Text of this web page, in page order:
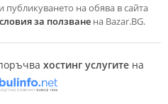
публикуването на обява в сайта
за ползване на Bazar.BG.
хостинг услугитена